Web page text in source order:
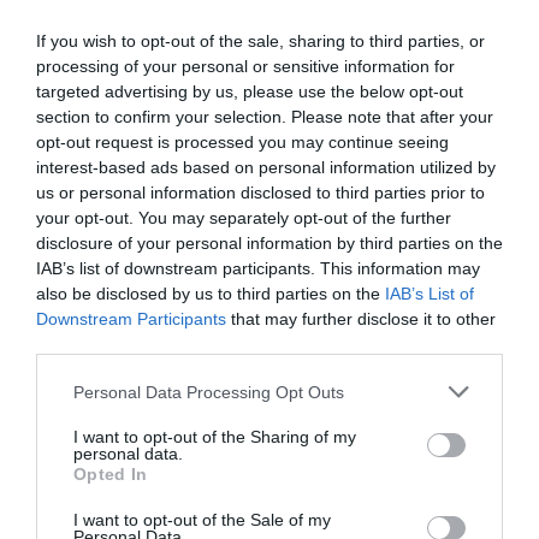
If you wish to opt-out of the sale, sharing to third parties, or
processing of your personal or sensitive information for
targeted advertising by us, please use the below opt-out
section to confirm your selection. Please note that after your
opt-out request is processed you may continue seeing
interest-based ads based on personal information utilized by
us or personal information disclosed to third parties prior to
your opt-out. You may separately opt-out of the further
disclosure of your personal information by third parties on the
IAB’s list of downstream participants. This information may
also be disclosed by us to third parties on the IAB’s List of
Downstream Participants that may further disclose it to other
Personal Data Processing Opt Outs
I want to opt-out of the Sharing of my
personal data.
Opted In
I want to opt-out of the Sale of my
πρωτοπόρων γιατρών και καλλιτεχνών. Το δράμα
αποκτά μια νέα δυναμική, πλέον μπορεί να βρει
εφαρμογή στη θεραπευτική πρακτική σε νοσοκομεία
και ιδρύματα, αλλά και στη σχολική εκπαίδευση,
δημιουργώντας ένα νέο πλαίσιο κατανόησης της
τέχνης αφού μπορούσε να λειτουργήσει ως εργαλείο
αλλαγής στις ζωές των ανθρώπων.
Η Κύμη
Η αρχοντική Κύμη με τη νεοκλασική αρχιτεκτονική
είναι ένας από τους σημαντικότερους προορισμούς
στην Κεντρική Εύβοια. Βρίσκεται σε απόσταση 2,5
ομώνυμου Δήμου. Η ιστορία της φθάνει στην
αρχαιότητα, όταν ίδρυσε δύο αποικίες στην Αιολίδα,
στην Καμπανία μαζί με τους Χαλκιδείς, όπου